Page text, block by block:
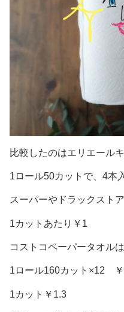
比較したのはエリエール
1ロール50カットで、4本
スーパーやドラックスト
1カットあたり￥1
コストコペーパータオルは
1ロール160カット×12
1カット￥1.3